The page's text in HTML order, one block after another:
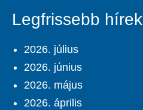
Legfrissebb hírek
2026. július
2026. június
2026. május
2026. április